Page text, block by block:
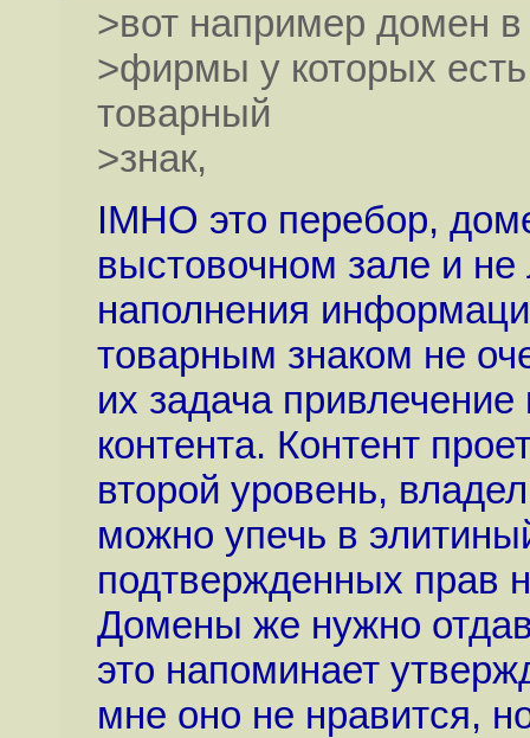
>вот например домен в
>фирмы у которых
товарный
>знак,
IMHO это перебор,
выстовочном зале и не
наполнения
товарным знаком не
их задача
контента. Контент
второй уровень,
можно упечь в
подтвержденных прав
Домены же нужно
это напоминает
мне оно не нравится,